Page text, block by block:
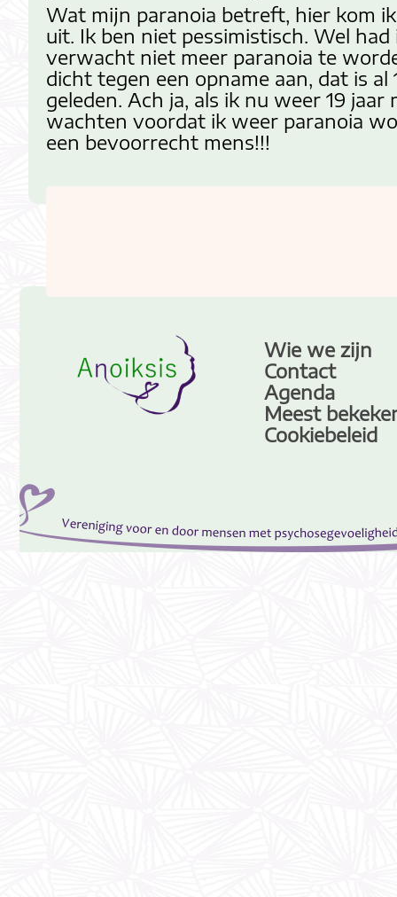
Wat mijn paranoia betreft, hier kom
uit. Ik ben niet pessimistisch. Wel had
verwacht niet meer paranoia te
dicht tegen een opname aan, dat is al
geleden. Ach ja, als ik nu weer 19 jaar
wachten voordat ik weer paranoia
een bevoorrecht mens!!!
Wie we zijn
Contact
Agenda
Meest
Cookiebeleid